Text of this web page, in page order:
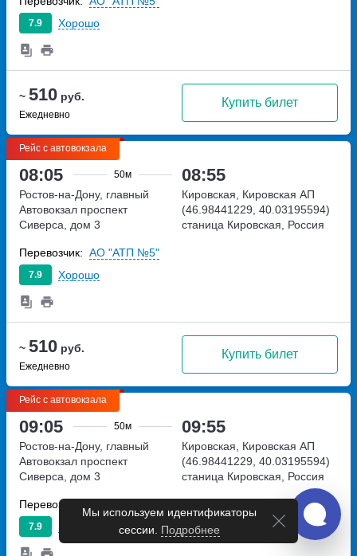
~ 510 руб.
Ежедневно
Купить билет
7.9 Хорошо
Рейс с автовокзала
08:05 50м 08:55
~ 510 руб.
Ежедневно
Купить билет
Ростов-на-Дону, главный
Автовокзал проспект
Сиверса, дом 3
Кировская, Кировская АП
(46.98441229, 40.03195594)
станица Кировская, Россия
7.9 Хорошо
Перевозчик: АО "АТП №5"
Рейс с автовокзала
09:05 50м 09:55
Ростов-на-Дону, главный
Автовокзал проспект
Сиверса, дом 3
Кировская, Кировская АП
(46.98441229, 40.03195594)
станица Кировская, Россия
7.9 Хорошо
Перевозчик:
Мы используем идентификаторы
сессии. Подробнее